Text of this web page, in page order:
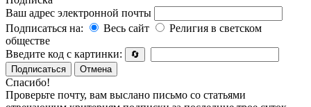
Ваш адрес электронной почты
Подписаться на:
Весь сайт
Религия в светском
обществе
Введите код с картинки:
🔄
Подписаться
Отмена
Спасибо!
Проверьте почту, вам выслано письмо со статьями